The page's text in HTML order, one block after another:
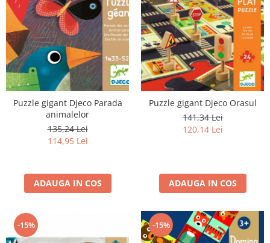
Puzzle gigant Djeco Parada
animalelor
135,24 Lei
114,95 Lei
ADAUGA IN COS
Puzzle gigant Djeco Orasul
141,34 Lei
120,14 Lei
ADAUGA IN COS
-15% -15%